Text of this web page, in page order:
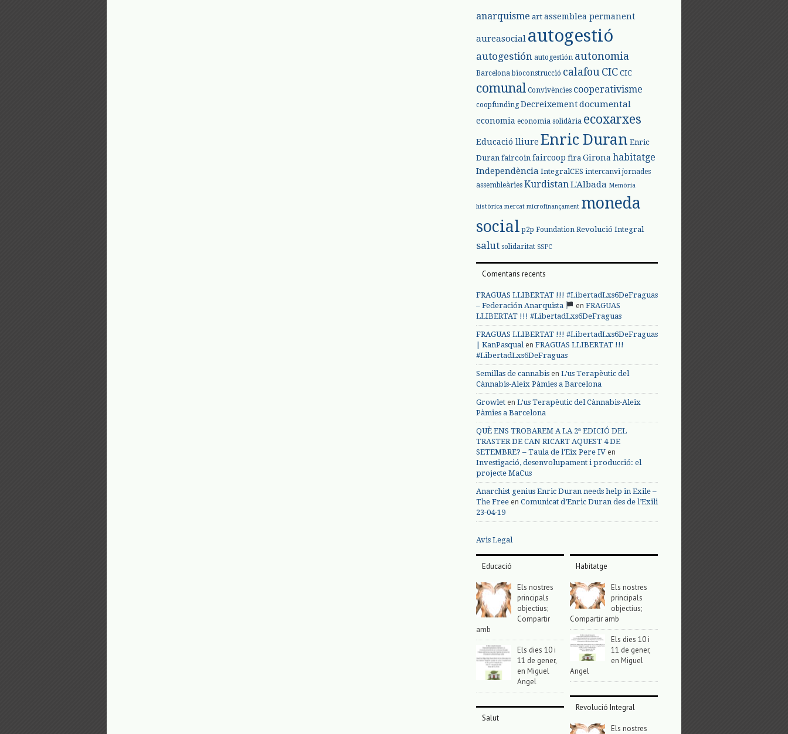
anarquisme art assemblea permanent
aureasocial autogestió
autogestión autogestión autonomia
Barcelona bioconstrucció calafou CIC CIC
comunal Convivències cooperativisme
coopfunding Decreixementdocumental
economia economia solidària ecoxarxes
Educació lliure Enric Duran Enric
Duran faircoin faircoop fira Girona habitatge
Independència IntegralCES intercanvi jornades
assembleàries Kurdistan L'Albada Memòria
històrica mercat microfinançament moneda
social p2p Foundation Revolució Integral
salut solidaritat SSPC
Comentaris recents
FRAGUAS LLIBERTAT !!! #LibertadLxs6DeFraguas
– Federación Anarquista
en FRAGUAS
LLIBERTAT !!! #LibertadLxs6DeFraguas
FRAGUAS LLIBERTAT !!! #LibertadLxs6DeFraguas
| KanPasqualen FRAGUAS LLIBERTAT !!!
#LibertadLxs6DeFraguas
Semillas de cannabis en L’us Terapèutic del
Cànnabis-Aleix Pàmies a Barcelona
Growlet en L’us Terapèutic del Cànnabis-Aleix
Pàmies a Barcelona
QUÈ ENS TROBAREM A LA 2ª EDICIÓ DEL
TRASTER DE CAN RICART AQUEST 4 DE
SETEMBRE? – Taula de l'Eix Pere IV en
Investigació, desenvolupament i producció: el
projecte MaCus
Anarchist genius Enric Duran needs help in Exile –
The Free en Comunicat d’Enric Duran des de l’Exili
23-04-19
Avis Legal
Educació
Els nostres
principals
objectius;
Compartir
amb
Els dies 10 i
11 de gener,
en Miguel
Angel
Salut
Habitatge
Els nostres
principals
objectius;
Compartir amb
Els dies 10 i
11 de gener,
en Miguel
Angel
Revolució Integral
Els nostres